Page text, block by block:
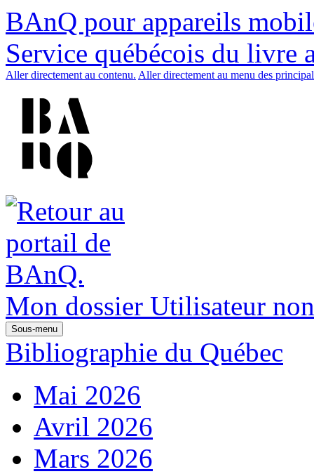
BAnQ pour appareils
Service québécois du livre
Aller directement au contenu. Aller directement au menu des
Mon dossier Utilisateur
Sous-menu
Bibliographie du Québec
Mai 2026
Avril 2026
Mars 2026